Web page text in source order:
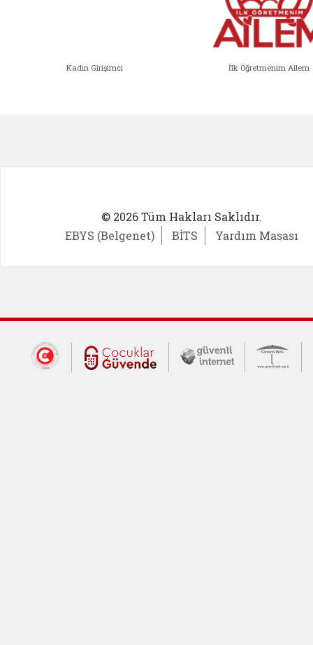
Kadın Girişimci İlk Öğretmenim Ailem
© 2026 Tüm Hakları Saklıdır.
EBYS (Belgenet)
BİTS Yardım Masası
Dış Bağlantılar
Cumhurbaşkanlığı İletişim Merkezi
Çocuklar Güvende (yeni
Güvenli